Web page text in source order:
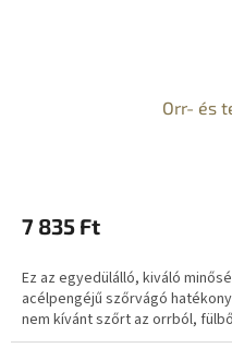
Orr- és
7 835 Ft
Ez az egyedülálló, kiváló
acélpengéjű szőrvágó
nem kívánt szőrt az orrból,